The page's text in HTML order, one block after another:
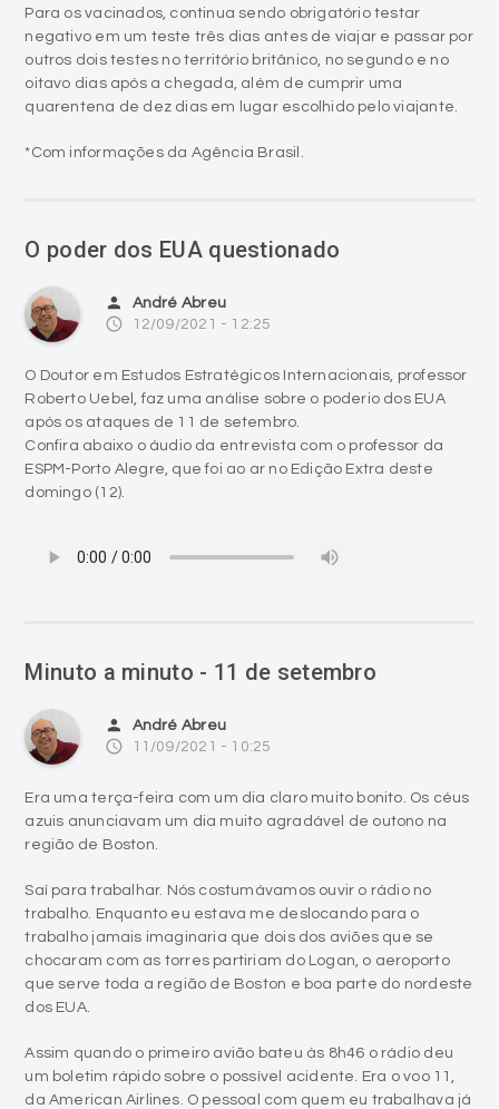
Para os vacinados, continua sendo obrigatório testar
negativo em um teste três dias antes de viajar e passar por
outros dois testes no território britânico, no segundo e no
oitavo dias após a chegada, além de cumprir uma
quarentena de dez dias em lugar escolhido pelo viajante.
*Com informações da Agência Brasil.
O poder dos EUA questionado
person André Abreu
access_time 12/09/2021 - 12:25
O Doutor em Estudos Estratégicos Internacionais, professor
Roberto Uebel, faz uma análise sobre o poderio dos EUA
após os ataques de 11 de setembro.
Confira abaixo o áudio da entrevista com o professor da
ESPM-Porto Alegre, que foi ao ar no Edição Extra deste
domingo (12).
Minuto a minuto - 11 de setembro
person André Abreu
access_time 11/09/2021 - 10:25
Era uma terça-feira com um dia claro muito bonito. Os céus
azuis anunciavam um dia muito agradável de outono na
região de Boston.
Saí para trabalhar. Nós costumávamos ouvir o rádio no
trabalho. Enquanto eu estava me deslocando para o
trabalho jamais imaginaria que dois dos aviões que se
chocaram com as torres partiriam do Logan, o aeroporto
que serve toda a região de Boston e boa parte do nordeste
dos EUA.
Assim quando o primeiro avião bateu às 8h46 o rádio deu
um boletim rápido sobre o possível acidente. Era o voo 11,
da American Airlines. O pessoal com quem eu trabalhava já